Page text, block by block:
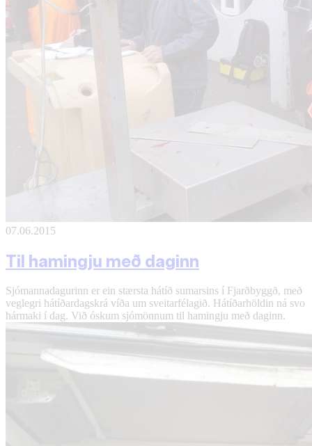
07.06.2015
Til hamingju með daginn
Sjómannadagurinn er ein stærsta hátíð sumarsins í Fjarðbyggð, með
veglegri hátíðardagskrá víða um sveitarfélagið. Hátíðarhöldin ná svo
hármaki í dag. Við óskum sjómönnum til hamingju með daginn.